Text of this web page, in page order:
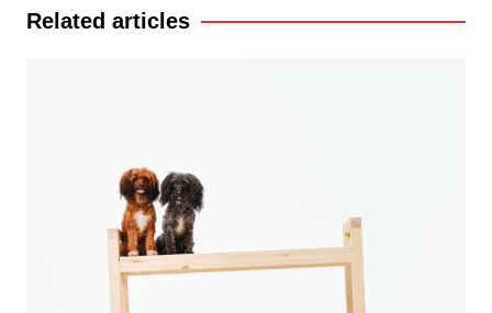
entradas
Related articles